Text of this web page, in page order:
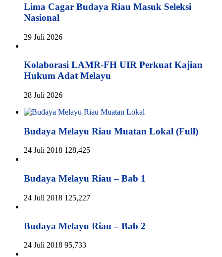
Lima Cagar Budaya Riau Masuk Seleksi
Nasional
29 Juli 2026
Kolaborasi LAMR-FH UIR Perkuat Kajian
Hukum Adat Melayu
28 Juli 2026
Budaya Melayu Riau Muatan Lokal (Full)
24 Juli 2018 128,425
Budaya Melayu Riau – Bab 1
24 Juli 2018 125,227
Budaya Melayu Riau – Bab 2
24 Juli 2018 95,733